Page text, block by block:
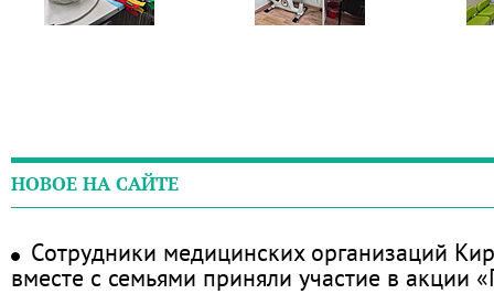
НОВОЕ НА САЙТЕ
Сотрудники медицинских организаций
вместе с семьями приняли участие в акции